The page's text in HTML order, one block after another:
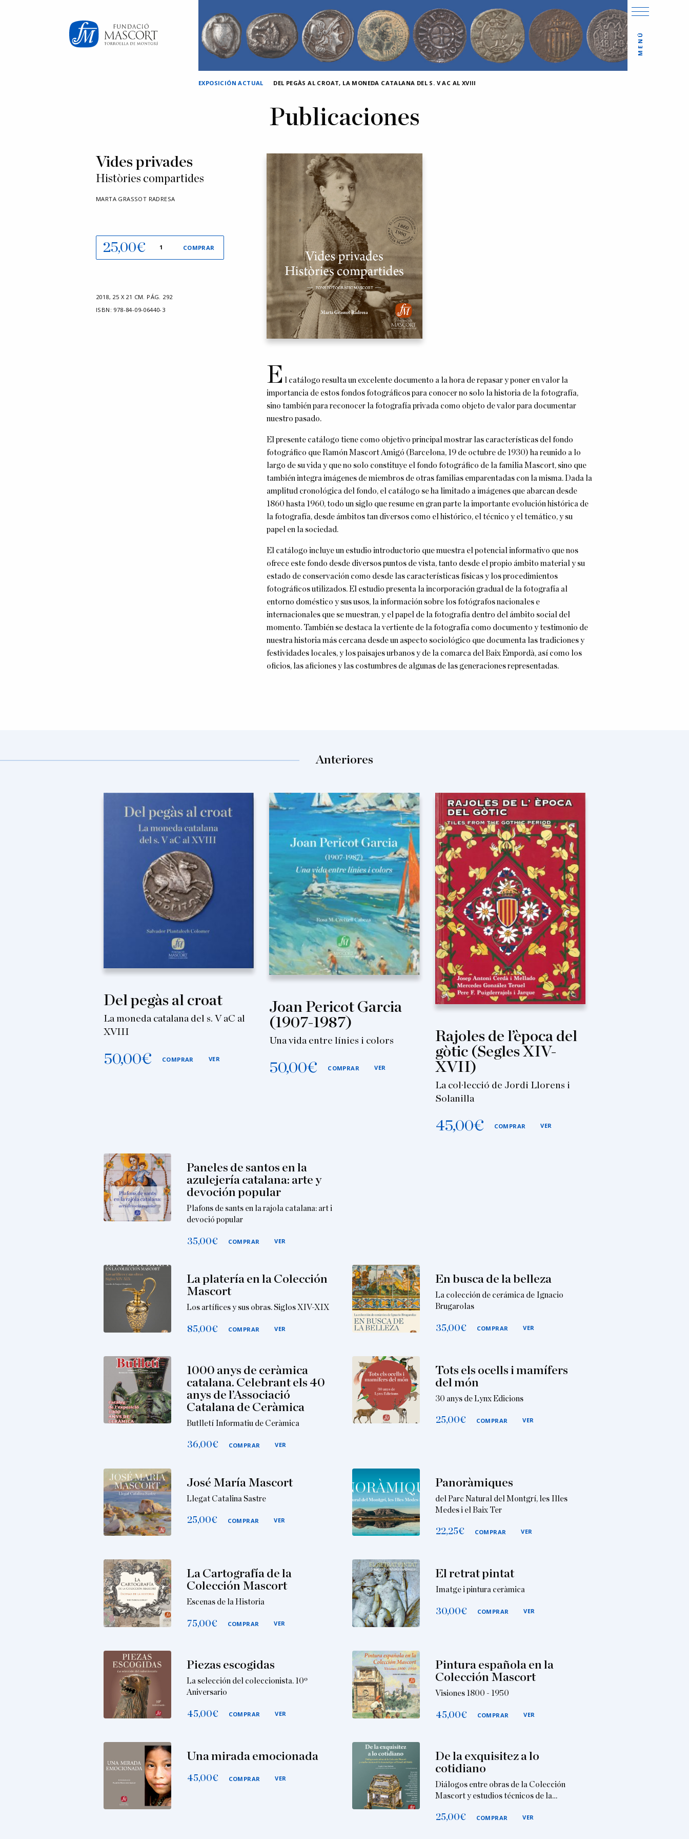
MENÚ
EXPOSICIÓN ACTUAL DEL PEGÀS AL CROAT, LA MONEDA CATALANA DEL S. V AC AL XVIII
Publicaciones
Vides privades
Històries compartides
MARTA GRASSOT RADRESA
25,00€ COMPRAR
2018, 25 X 21 CM. PÁG. 292
ISBN: 978-84-09-06440-3
E l catálogo resulta un excelente documento a la hora de repasar y poner en valor la
importancia de estos fondos fotográficos para conocer no solo la historia de la fotografía,
sino también para reconocer la fotografía privada como objeto de valor para documentar
nuestro pasado.
El presente catálogo tiene como objetivo principal mostrar las características del fondo
fotográfico que Ramón Mascort Amigó (Barcelona, 19 de octubre de 1930) ha reunido a lo
largo de su viday que no solo constituye el fondo fotográfico de la familia Mascort, sino que
también integra imágenes de miembros de otras familias emparentadas con la misma. Dada la
amplitud cronológica del fondo, el catálogo se ha limitado a imágenes que abarcan desde
1860 hasta 1960, todo un siglo que resume en gran parte la importante evolución histórica de
la fotografía, desde ámbitos tan diversos como el histórico, el técnico y el temático, y su
papel en la sociedad.
El catálogo incluye un estudio introductorio que muestra el potencial informativo que nos
ofrece este fondo desde diversos puntos de vista, tanto desde el propio ámbito material y su
estado de conservación como desde las características físicas y los procedimientos
fotográficos utilizados. El estudio presenta la incorporación gradual de la fotografía al
entorno doméstico y sus usos, la información sobre los fotógrafos nacionales e
internacionales que se muestran, y el papel de la fotografía dentro del ámbito social del
momento. También se destaca la vertiente de la fotografía como documento y testimonio de
nuestra historia más cercana desde un aspecto sociológico que documenta las tradiciones y
festividades locales, y los paisajes urbanos y de la comarca del Baix Empordà, así como los
oficios, las aficiones y las costumbres de algunas de las generaciones representadas.
Anteriores
Del pegàs al croat
La moneda catalana del s. V aC al
XVIII
50,00€ COMPRAR VER
Joan Pericot Garcia
(1907-1987)
Una vida entre línies i colors
50,00€ COMPRAR VER
Rajoles de l’època del
gòtic (Segles XIV-
XVII)
La col·lecció de Jordi Llorens i
Solanilla
45,00€ COMPRAR VER
Paneles de santos en la
azulejería catalana: arte y
devoción popular
Plafons de sants en la rajola catalana: art i
devoció popular
35,00€ COMPRAR VER
La platería en la Colección
Mascort
Los artífices y sus obras. Siglos XIV-XIX
85,00€ COMPRAR VER
En busca de la belleza
La colección de cerámica de Ignacio
Brugarolas
35,00€ COMPRAR VER
1000 anys de ceràmica
catalana. Celebrant els 40
anys de l’Associació
Catalana de Ceràmica
Butlletí Informatiu de Ceràmica
36,00€ COMPRAR VER
Tots els ocells i mamífers
del món
30 anys de Lynx Edicions
25,00€ COMPRAR VER
José María Mascort
Llegat Catalina Sastre
25,00€ COMPRAR VER
Panoràmiques
del Parc Natural del Montgrí, les Illes
Medes i el Baix Ter
22,25€ COMPRAR VER
La Cartografía de la
Colección Mascort
Escenas de la Historia
75,00€ COMPRAR VER
El retrat pintat
Imatge i pintura ceràmica
30,00€ COMPRAR VER
Piezas escogidas
La selección del coleccionista. 10º
Aniversario
45,00€ COMPRAR VER
Pintura española en la
Colección Mascort
Visiones 1800 - 1950
45,00€ COMPRAR VER
Una mirada emocionada
45,00€ COMPRAR VER
De la exquisitez a lo
cotidiano
Diálogos entre obras de la Colección
Mascort y estudios técnicos de la…
25,00€ COMPRAR VER